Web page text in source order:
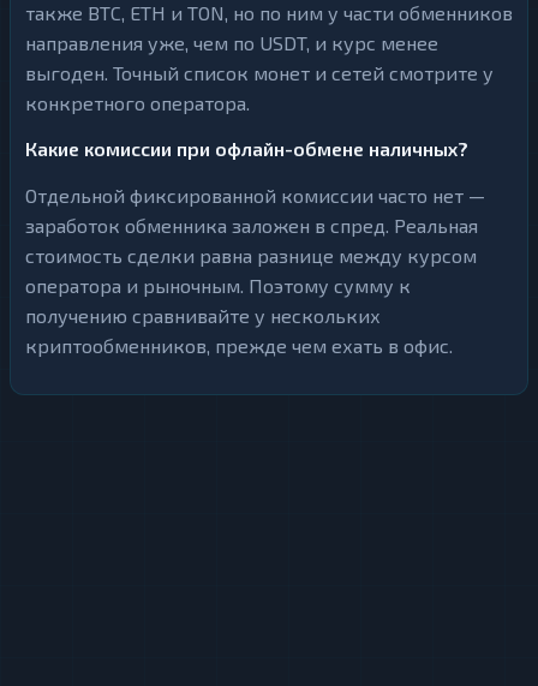
также BTC, ETH и TON, но по ним у части обменников
направления уже, чем по USDT, и курс менее
выгоден. Точный список монет и сетей смотрите у
конкретного оператора.
Какие комиссии при офлайн-обмене наличных?
Отдельной фиксированной комиссии часто нет —
заработок обменника заложен в спред. Реальная
стоимость сделки равна разнице между курсом
оператора и рыночным. Поэтому сумму к
получению сравнивайте у нескольких
криптообменников, прежде чем ехать в офис.